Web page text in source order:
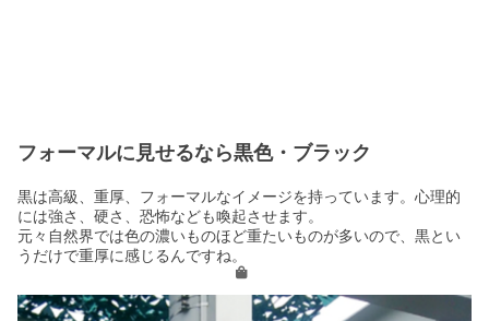
フォーマルに見せるなら黒色・ブラック
黒は高級、重厚、フォーマルなイメージを持っています。心理的
には強さ、硬さ、恐怖なども喚起させます。
元々自然界では色の濃いものほど重たいものが多いので、黒とい
うだけで重厚に感じるんですね。